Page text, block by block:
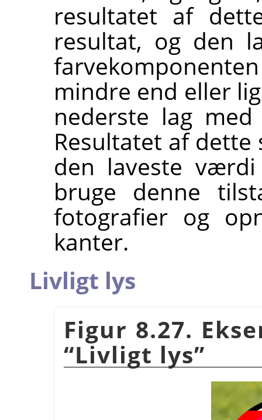
resultatet af
resultat, og den
mindre end eller
nederste lag
Resultatet af dette
den laveste
bruge denne
fotografier og
kanter.
Livligt lys
Figur 8.27.
“Livligt lys”